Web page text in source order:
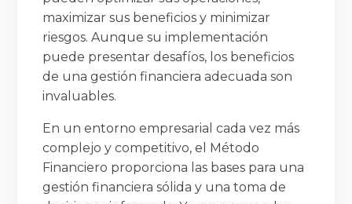
maximizar sus beneficios y minimizar
riesgos. Aunque su implementación
puede presentar desafíos, los beneficios
de una gestión financiera adecuada son
invaluables.
En un entorno empresarial cada vez más
complejo y competitivo, el Método
Financiero proporciona las bases para una
gestión financiera sólida y una toma de